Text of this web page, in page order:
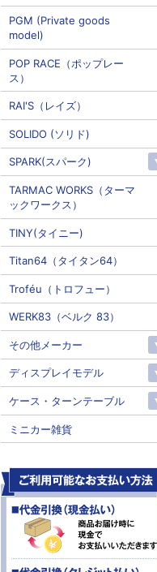
PGM (Private goods
model)
POP RACE（ポップレー
ス）
RAI'S（レイズ）
SOLIDO (ソリド)
SPARK(スパーク)
TARMAC WORKS（ターマ
ックワークス）
TINY(タイニー)
Titan64（タイタン64）
Troféu（トロフュー）
WERK83（ベルク 83）
その他メーカー
ディスプレイモデル
ケース・ターンテーブル
ミニカー雑貨